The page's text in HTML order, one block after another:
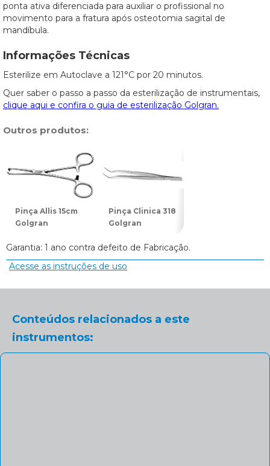
ponta ativa diferenciada para auxiliar o profissional no
movimento para a fratura após osteotomia sagital de
mandíbula.⠀
Informações Técnicas
Esterilize em Autoclave a 121°C por 20 minutos.
Quer saber o passo a passo da esterilização de instrumentais,
clique aqui e confira o guia de esterilização Golgran.
Outros produtos:
Pinça Allis 15cm
Golgran
Pinça Clinica 318
Golgran
Garantia: 1 ano contra defeito de Fabricação.
Acesse as instruções de uso
Conteúdos relacionados a este
instrumentos: